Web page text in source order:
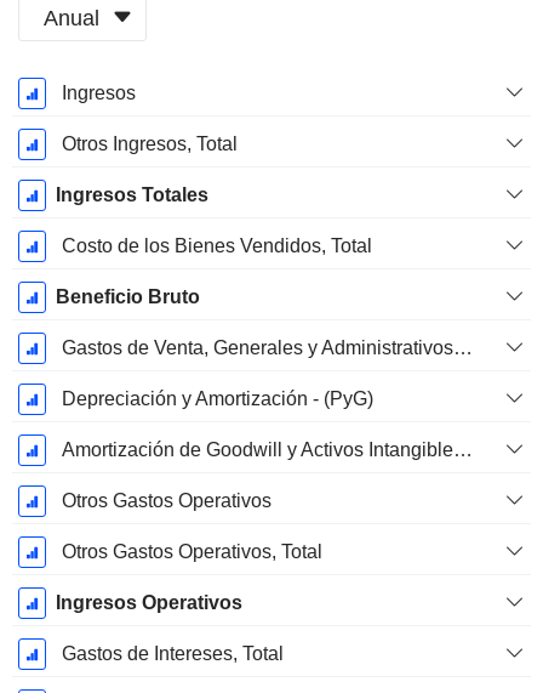
Anual
Período
fiscal:
Diciembre
Ingresos
Otros Ingresos, Total
Ingresos Totales
Costo de los Bienes Vendidos, Total
Beneficio Bruto
Gastos de Venta, Generales y Administrativos, Total
Depreciación y Amortización - (PyG)
Amortización de Goodwill y Activos Intangibles - (ER)
Otros Gastos Operativos
Otros Gastos Operativos, Total
Ingresos Operativos
Gastos de Intereses, Total